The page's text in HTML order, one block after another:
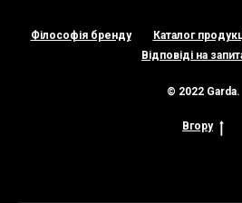
Філософія бренду Каталог
Відповіді на
© 2022 Garda.
Вгору